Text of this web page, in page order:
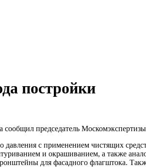
постройки
сообщил председатель
с применением чистящих
и окрашиванием, а также
для фасадного флагштока.